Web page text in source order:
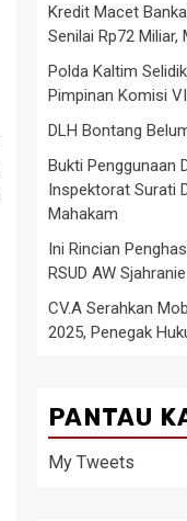
Kredit Macet
Senilai Rp72 Miliar,
Polda Kaltim
Pimpinan Komisi
DLH Bontang
Bukti Penggunaan
Inspektorat Surati
Mahakam
Ini Rincian
RSUD AW Sjahranie
CV.A Serahkan
2025, Penegak
PANTAU
My Tweets